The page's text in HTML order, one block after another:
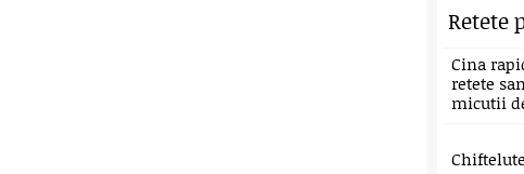
Retete
Cina
retete
micutii